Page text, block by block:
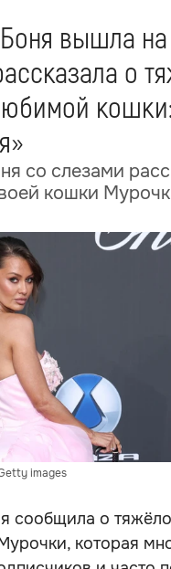
вышла на
о
со слезами
кошки
images
сообщила о
которая